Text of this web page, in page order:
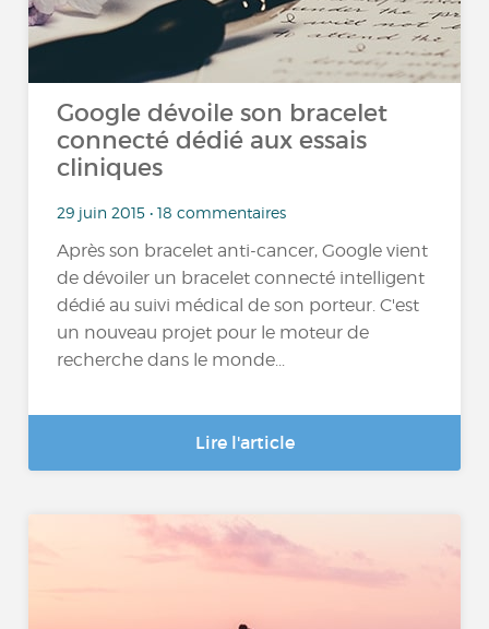
Google dévoile son bracelet
connecté dédié aux essais
cliniques
29 juin 2015 • 18 commentaires
Après son bracelet anti-cancer, Google vient
de dévoiler un bracelet connecté intelligent
dédié au suivi médical de son porteur. C'est
un nouveau projet pour le moteur de
recherche dans le monde...
Lire l'article